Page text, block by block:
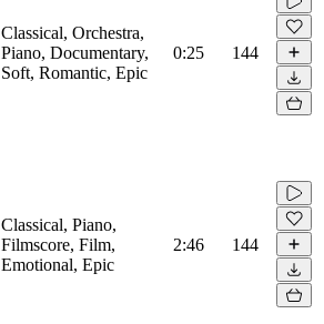
Classical, Orchestra,
Piano, Documentary,
Soft, Romantic, Epic
0:25 144
Classical, Piano,
Filmscore, Film,
Emotional, Epic
2:46 144